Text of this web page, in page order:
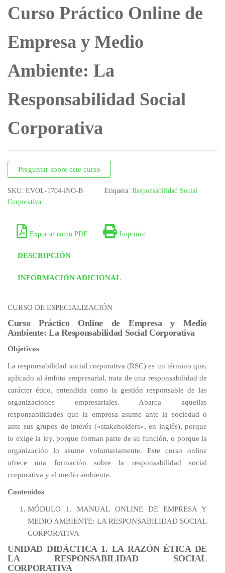
DATOS PERSONALES
Curso Práctico Online de
Empresa y Medio
Ambiente: La
Responsabilidad Social
Corporativa
Preguntar sobre este curso
SKU: EVOL-1704-iNO-B Etiqueta: Responsabilidad Social
Corporativa
Exportar como PDF Imprimir
DESCRIPCIÓN
INFORMACIÓN ADICIONAL
CURSO DE ESPECIALIZACIÓN
Curso Práctico Online de Empresa y Medio
Ambiente: La Responsabilidad Social Corporativa
Objetivos
La responsabilidad social corporativa (RSC) es un término que,
aplicado al ámbito empresarial, trata de una responsabilidad de
carácter ético, entendida como la gestión responsable de las
organizaciones empresariales. Abarca aquellas
responsabilidades que la empresa asume ante la sociedad o
ante sus grupos de interés («stakeholders», en inglés), porque
lo exige la ley, porque forman parte de su función, o porque la
organización lo asume voluntariamente. Este curso online
ofrece una formación sobre la responsabilidad social
corporativa y el medio ambiente.
Contenidos
MÓDULO 1. MANUAL ONLINE DE EMPRESA Y
MEDIO AMBIENTE: LA RESPONSABILIDAD SOCIAL
CORPORATIVA
UNIDAD DIDÁCTICA 1. LA RAZÓN ÉTICA DE
LA RESPONSABILIDAD SOCIAL
CORPORATIVA